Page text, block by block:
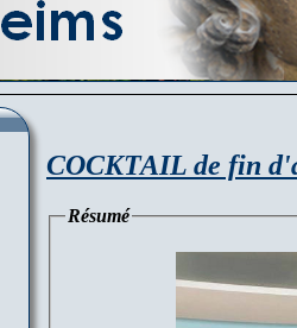
COCKTAIL de fin
Résumé